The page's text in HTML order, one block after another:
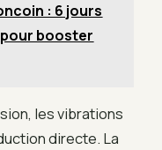
: 6 jours
booster
les vibrations
directe. La